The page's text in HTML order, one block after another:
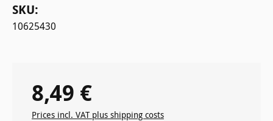
SKU:
10625430
Prix régulier :
8,49 €
Prices incl. VAT plus shipping costs